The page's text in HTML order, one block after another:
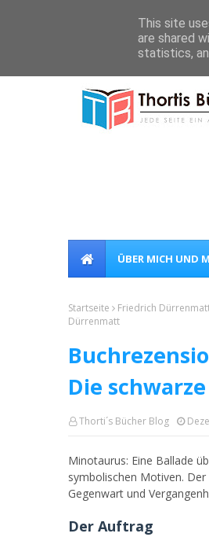
ÜBER MICH UND
Startseite Friedrich
Dürrenmatt
Die
Thorti´s Bücher Blog
Minotaurus: Eine Ballade
symbolischen Motiven.
Gegenwart und
Der Auftrag
This site
are shared
statistics,